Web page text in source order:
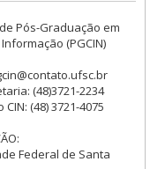
Pós-Graduação em
(PGCIN)
(48)3721-2234
(48) 3721-4075
Federal de Santa